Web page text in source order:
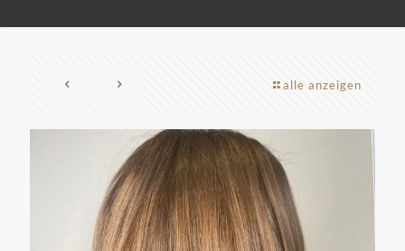
alle anzeigen